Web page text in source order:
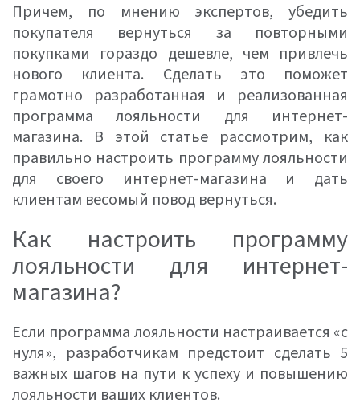
Причем, по мнению экспертов, убедить
покупателя вернуться за повторными
покупками гораздо дешевле, чем привлечь
нового клиента. Сделать это поможет
грамотно разработанная и реализованная
программа лояльности для интернет-
магазина. В этой статье рассмотрим, как
правильно настроить программу лояльности
для своего интернет-магазина и дать
клиентам весомый повод вернуться.
Как настроить программу
лояльности для интернет-
магазина?
Если программа лояльности настраивается «с
нуля», разработчикам предстоит сделать 5
важных шагов на пути к успеху и повышению
лояльности ваших клиентов.